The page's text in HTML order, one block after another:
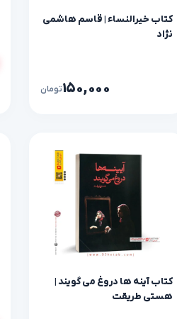
کتاب خیرالنساء | قاسم هاشمی
نژاد
۱۵۰,۰۰۰تومان
کتاب آینه ها دروغ می گویند |
هستی طریقت